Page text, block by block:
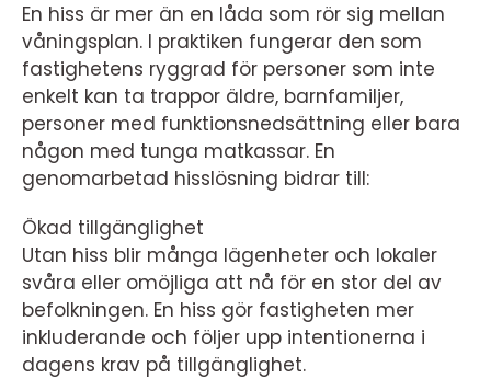
En hiss är mer än en låda som rör sig mellan
våningsplan. I praktiken fungerar den som
fastighetens ryggrad för personer som inte
enkelt kan ta trappor äldre, barnfamiljer,
personer med funktionsnedsättning eller bara
någon med tunga matkassar. En
genomarbetad hisslösning bidrar till:
Ökad tillgänglighet
Utan hiss blir många lägenheter och lokaler
svåra eller omöjliga att nå för en stor del av
befolkningen. En hiss gör fastigheten mer
inkluderande och följer upp intentionerna i
dagens krav på tillgänglighet.